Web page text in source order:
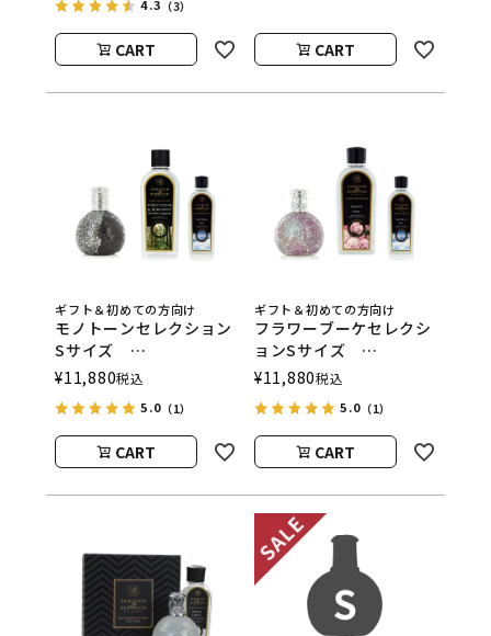
ウッド）
4.3 （3）
CART
CART
ギフト＆初めての方向け
モノトーンセレクション
Sサイズ
ASHLEIGH&BURWOOD
（アシュレイアンドバー
ウッド）
¥11,880税込
5.0 （1）
CART
ギフト＆初めての方向け
フラワーブーケセレクシ
ョンSサイズ
ASHLEIGH&BURWOOD
（アシュレイアンドバー
ウッド）
¥11,880税込
5.0（1）
CART